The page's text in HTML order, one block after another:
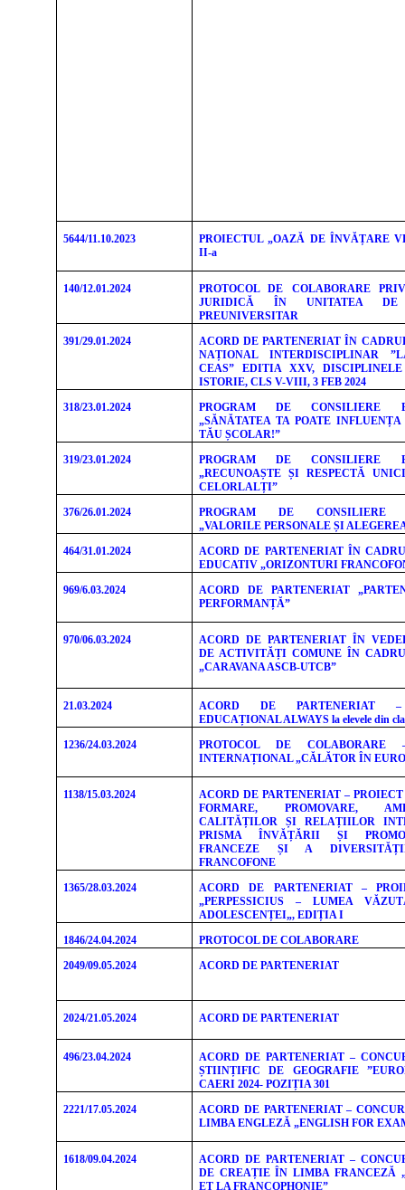
5644/11.10.2023
PROIECTUL „OAZĂ DE ÎNVĂȚARE
II-a
140/12.01.2024
PROTOCOL DE COLABORARE
JURIDICĂ ÎN UNITATEA DE
PREUNIVERSITAR
391/29.01.2024
ACORD DE PARTENERIAT ÎN
NAȚIONAL INTERDISCIPLINAR
CEAS” EDITIA XXV,
ISTORIE, CLS V-VIII, 3 FEB 2024
318/23.01.2024
PROGRAM DE CONSILIERE
„SĂNĂTATEA TA POATE
TĂU ȘCOLAR!”
319/23.01.2024
PROGRAM DE CONSILIERE
„RECUNOAȘTE ȘI RESPECTĂ
CELORLALȚI”
376/26.01.2024
PROGRAM DE CONSILIERE
„VALORILE PERSONALE ȘI
464/31.01.2024
ACORD DE PARTENERIAT ÎN
EDUCATIV „ORIZONTURI
969/6.03.2024
ACORD DE PARTENERIAT
PERFORMANȚĂ”
970/06.03.2024
ACORD DE PARTENERIAT ÎN
DE ACTIVITĂȚI COMUNE ÎN
„CARAVANA ASCB-UTCB”
21.03.2024
ACORD DE PARTENERIAT –
EDUCAȚIONAL ALWAYS la elevele din
1236/24.03.2024
PROTOCOL DE COLABORARE
INTERNAȚIONAL „CĂLĂTOR ÎN
1138/15.03.2024
ACORD DE PARTENERIAT –
FORMARE, PROMOVARE,
CALITĂȚILOR ȘI RELAȚIILOR
PRISMA ÎNVĂȚĂRII ȘI
FRANCEZE ȘI A
FRANCOFONE
1365/28.03.2024
ACORD DE PARTENERIAT –
„PERPESSICIUS – LUMEA
ADOLESCENȚEI„, EDIȚIA I
1846/24.04.2024
PROTOCOL DE COLABORARE
2049/09.05.2024
ACORD DE PARTENERIAT
2024/21.05.2024 ACORD DE PARTENERIAT
496/23.04.2024
ACORD DE PARTENERIAT –
ȘTIINȚIFIC DE GEOGRAFIE
CAERI 2024- POZIȚIA 301
2221/17.05.2024
ACORD DE PARTENERIAT –
LIMBA ENGLEZĂ „ENGLISH FOR
1618/09.04.2024
ACORD DE PARTENERIAT –
DE CREAȚIE ÎN LIMBA FRANCEZĂ
ET LA FRANCOPHONIE”